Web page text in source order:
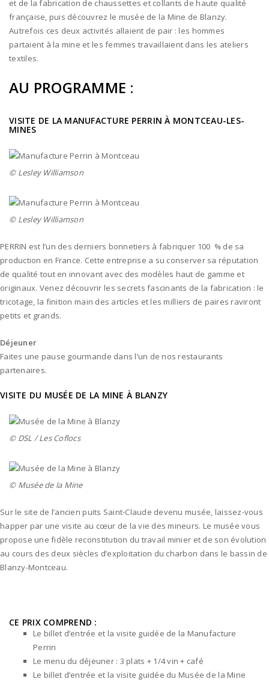
et de la fabrication de chaussettes et collants de haute qualité
française, puis découvrez le musée de la Mine de Blanzy.
Autrefois ces deux activités allaient de pair : les hommes
partaient à la mine et les femmes travaillaient dans les ateliers
textiles.
AU PROGRAMME :
VISITE DE LA MANUFACTURE PERRIN À MONTCEAU-LES-
MINES
© Lesley Williamson
© Lesley Williamson
PERRIN est l’un des derniers bonnetiers à fabriquer 100 % de sa
production en France. Cette entreprise a su conserver sa réputation
de qualité tout en innovant avec des modèles haut de gamme et
originaux. Venez découvrir les secrets fascinants de la fabrication : le
tricotage, la finition main des articles et les milliers de paires raviront
petits et grands.
Déjeuner
Faites une pause gourmande dans l’un de nos restaurants
partenaires.
VISITE DU MUSÉE DE LA MINE À BLANZY
© DSL / Les Coflocs
© Musée de la Mine
Sur le site de l’ancien puits Saint-Claude devenu musée, laissez-vous
happer par une visite au cœur de la vie des mineurs. Le musée vous
propose une fidèle reconstitution du travail minier et de son évolution
au cours des deux siècles d’exploitation du charbon dans le bassin de
Blanzy-Montceau.
CE PRIX COMPREND :
Le billet d’entrée et la visite guidée de la Manufacture
Perrin
Le menu du déjeuner : 3 plats + 1/4 vin + café
Le billet d’entrée et la visite guidée du Musée de la Mine